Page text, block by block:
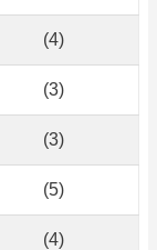
(4)
(3)
(3)
(5)
(4)